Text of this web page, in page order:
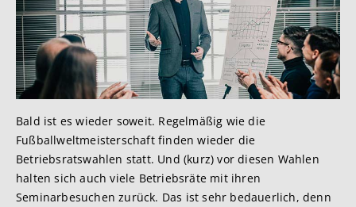
Bald ist es wieder soweit. Regelmäßig wie die
Fußballweltmeisterschaft finden wieder die
Betriebsratswahlen statt. Und (kurz) vor diesen Wahlen
halten sich auch viele Betriebsräte mit ihren
Seminarbesuchen zurück. Das ist sehr bedauerlich, denn